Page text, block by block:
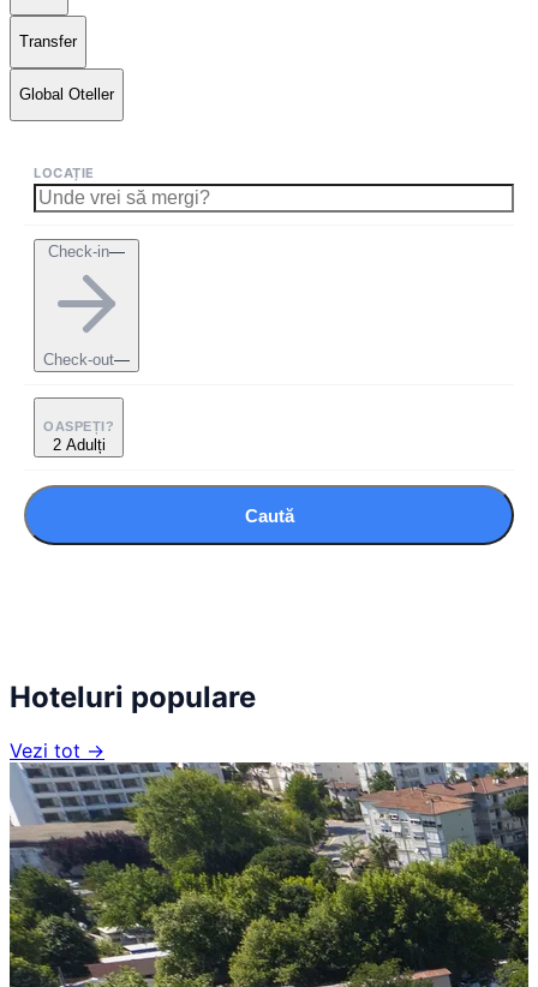
Transfer
Global Oteller
LOCAȚIE
Check-in—
Check-out—
OASPEȚI?
2 Adulți
Caută
Hoteluri populare
Vezi tot →